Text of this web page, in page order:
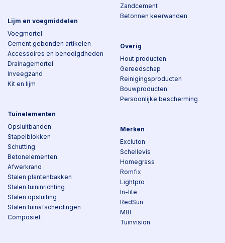
Lijm en voegmiddelen
Voegmortel
Cement gebonden artikelen
Accessoires en benodigdheden
Drainagemortel
Inveegzand
Kit en lijm
Tuinelementen
Opsluitbanden
Stapelblokken
Schutting
Betonelementen
Afwerkrand
Stalen plantenbakken
Stalen tuininrichting
Stalen opsluiting
Stalen tuinafscheidingen
Composiet
Zandcement
Betonnen keerwanden
Overig
Hout producten
Gereedschap
Reinigingsproducten
Bouwproducten
Persoonlijke bescherming
Merken
Excluton
Schellevis
Homegrass
Romfix
Lightpro
In-lite
RedSun
MBI
Tuinvision